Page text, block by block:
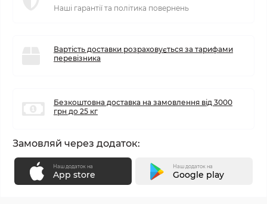
Наші гарантії та політика повернень
Вартість доставки розраховується за тарифами
перевізника
Безкоштовна доставка на замовлення від 3000
грн до 25 кг
Замовляй через додаток:
Наш додаток на
App store
Наш додаток на
Google play